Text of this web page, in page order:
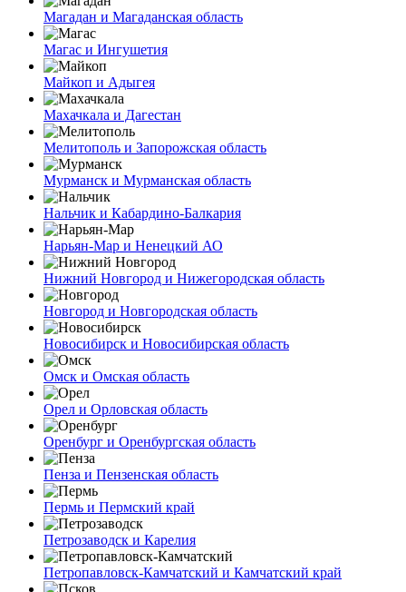
Магадан и Магаданская область
Магас и Ингушетия
Майкоп и Адыгея
Махачкала и Дагестан
Мелитополь и Запорожская область
Мурманск и Мурманская область
Нальчик и Кабардино-Балкария
Нарьян-Мар и Ненецкий АО
Нижний Новгород и Нижегородская область
Новгород и Новгородская область
Новосибирск и Новосибирская область
Омск и Омская область
Орел и Орловская область
Оренбург и Оренбургская область
Пенза и Пензенская область
Пермь и Пермский край
Петрозаводск и Карелия
Петропавловск-Камчатский и Камчатский край